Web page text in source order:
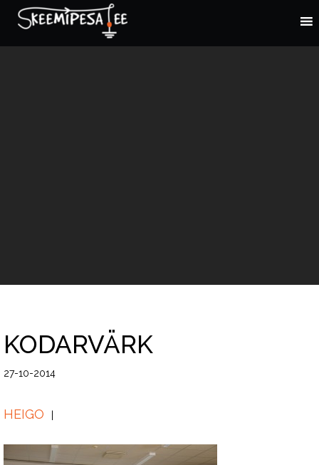
KODARVÄRK
27-10-2014
HEIGO